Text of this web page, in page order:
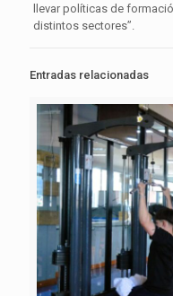
llevar políticas de
distintos sectores”.
Entradas relacionadas